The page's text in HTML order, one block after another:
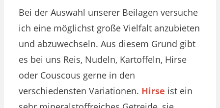
Bei der Auswahl unserer Beilagen versuche
ich eine möglichst große Vielfalt anzubieten
und abzuwechseln. Aus diesem Grund gibt
es bei uns Reis, Nudeln, Kartoffeln, Hirse
oder Couscous gerne in den
verschiedensten Variationen. Hirse ist ein